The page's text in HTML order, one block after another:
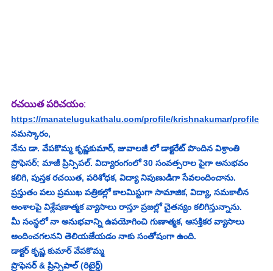
రచయిత పరిచయం:
https://manatelugukathalu.com/profile/krishnakumar/profile
నమస్కారం,
నేను డా. వేపకొమ్మ కృష్ణకుమార్, జువాలజీ లో డాక్టరేట్ పొందిన విశ్రాంతి
ప్రొఫెసర్; మాజీ ప్రిన్సిపల్. విద్యారంగంలో 30 సంవత్సరాల పైగా అనుభవం
కలిగి, పుస్తక రచయిత, పరిశోధక, విద్యా నిపుణుడిగా సేవలందించాను.
ప్రస్తుతం పలు ప్రముఖ పత్రికల్లో కాలమిస్టుగా సామాజిక, విద్యా, సమకాలీన
అంశాలపై విశ్లేషణాత్మక వ్యాసాలు రాస్తూ ప్రజల్లో చైతన్యం కలిగిస్తున్నాను.
మీ సంస్థలో నా అనుభవాన్ని ఉపయోగించి గుణాత్మక, ఆసక్తికర వ్యాసాలు
అందించగలనని తెలియజేయడం నాకు సంతోషంగా ఉంది.
డాక్టర్ కృష్ణ కుమార్ వేపకొమ్మ
ప్రొఫెసర్ & ప్రిన్సిపాల్ (రిటైర్డ్)